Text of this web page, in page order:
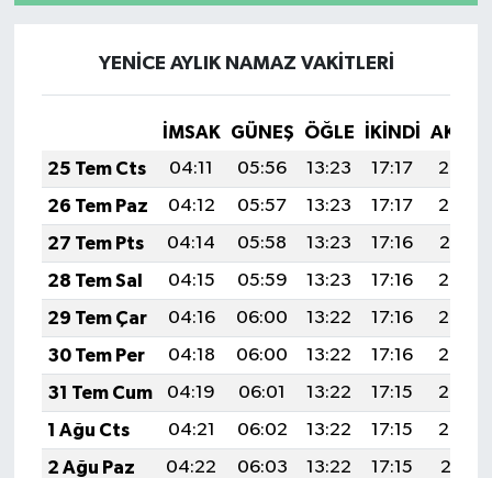
YENİCE AYLIK NAMAZ VAKITLERI
İMSAK GÜNEŞ ÖĞLE İKINDI
25 Tem Cts
04:11 05:56 13:23 17:17
20:39
26 Tem Paz
04:12 05:57 13:23 17:17
20:38
27 Tem Pts
04:14 05:58 13:23 17:16
20:37
28 Tem Sal
04:15 05:59 13:23 17:16
20:36
29 Tem Çar
04:16 06:00 13:22 17:16
20:36
30 Tem Per
04:18 06:00 13:22 17:16
20:35
31 Tem Cum
04:19 06:01 13:22 17:15
20:34
1 Ağu Cts
04:21 06:02 13:22 17:15
20:33
2 Ağu Paz
04:22 06:03 13:22 17:15
20:31